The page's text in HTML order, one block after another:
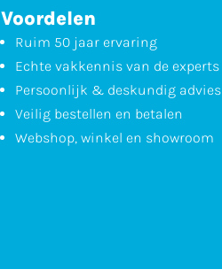
Voordelen
Ruim 50 jaar ervaring
Echte vakkennis van de experts
Persoonlijk & deskundig advies
Veilig bestellen en betalen
Webshop, winkel en showroom